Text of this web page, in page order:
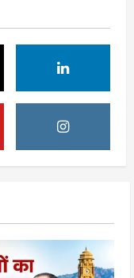
विजयी भव का
किए जा रहे नोटिसों
गिरि को लेकर पूरे
चौकी से अपने
गिरी